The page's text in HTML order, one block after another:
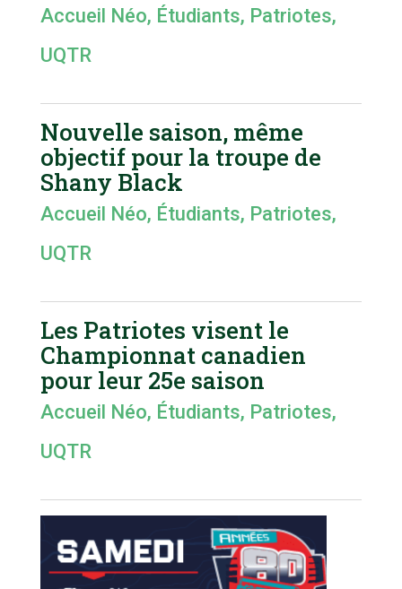
Accueil Néo, Étudiants, Patriotes,
UQTR
Nouvelle saison, même
objectif pour la troupe de
Shany Black
Accueil Néo, Étudiants, Patriotes,
UQTR
Les Patriotes visent le
Championnat canadien
pour leur 25e saison
Accueil Néo, Étudiants, Patriotes,
UQTR